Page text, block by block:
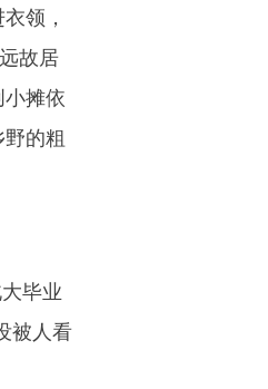
领，
故居
摊依
的粗
毕业
被人看